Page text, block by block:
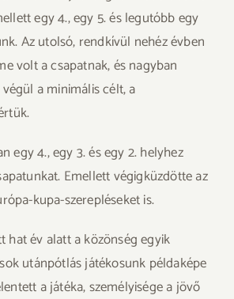
egy 4., egy 5. és legutóbb egy
Az utolsó, rendkívül nehéz évben
volt a csapatnak, és nagyban
a minimális célt, a
egy 4., egy 3. és egy 2. helyhez
Emellett végigküzdötte az
kupa-szerepléseket is.
hat év alatt a közönség egyik
utánpótlás játékosunk példaképe
a játéka, személyisége a jövő